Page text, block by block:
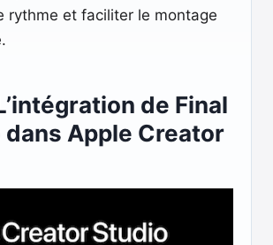
rythme et faciliter le montage
de Final
dans Apple Creator